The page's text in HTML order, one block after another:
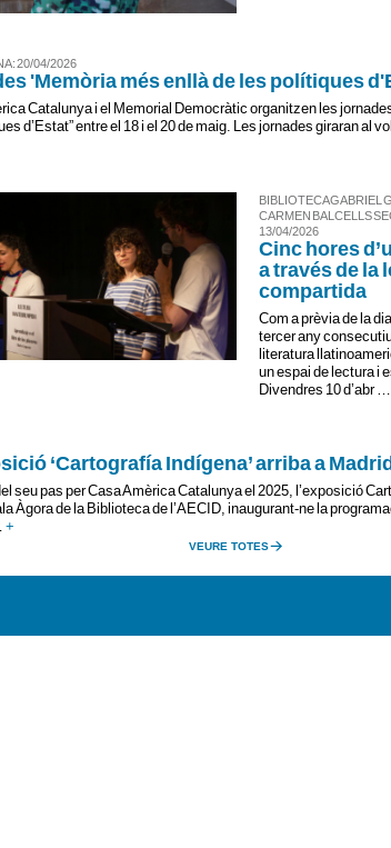
: 20/04/2026
'Memòria més enllà de les polítiques
Catalunya i el Memorial Democràtic organitzen les
d’Estat” entre el 18 i el 20 de maig. Les jornades giraran al
BIBLIOTECA GABRIEL
CARMEN BALCELLS
13/04/2026
Cinc hores
a través de la
compartida
Com a prèvia de la
tercer any
literatura
un espai de lectura i
Divendres 10 d’abr …
‘Cartografía Indígena’ arriba a
seu pas per Casa Amèrica Catalunya el 2025, l’exposició
Àgora de la Biblioteca de l’AECID, inaugurant-ne la
+
VEURE TOTES